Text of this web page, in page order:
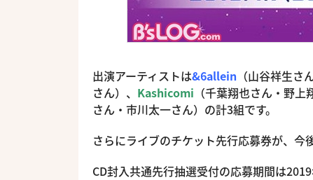
出演アーティストは&6allein （山谷祥生
さん）、 Kashicomi （千葉翔也さん・野上
さん・市川太一さん）の計3組です。
さらにライブのチケット先行応募券が、今
CD封入共通先行抽選受付の応募期間は